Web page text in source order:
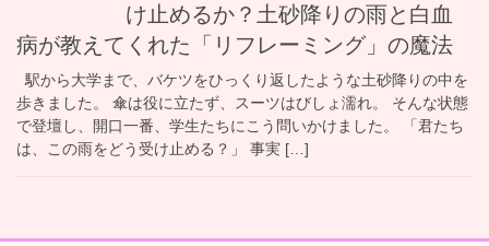
け止めるか？土砂降りの雨と白血
病が教えてくれた「リフレーミング」の魔法
駅から大学まで、バケツをひっくり返したような土砂降りの中を
歩きました。 傘は役に立たず、スーツはびしょ濡れ。 そんな状態
で登壇し、開口一番、学生たちにこう問いかけました。 「君たち
は、この雨をどう受け止める？」 事実 […]